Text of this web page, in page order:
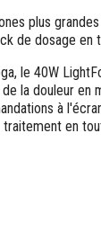
plus
de dosage en
le 40W
la douleur en
à
traitement en